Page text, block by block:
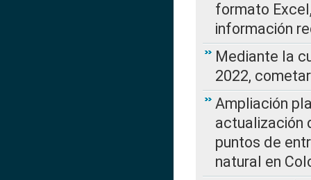
formato
información
Mediante la
2022,
Ampliación
actualización
puntos de
natural en